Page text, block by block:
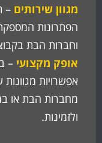
מגוון שירותים –
וחברות הבת
אופק מקצועי –
אפשרויות
מחברות הבת או
ולזמינות.